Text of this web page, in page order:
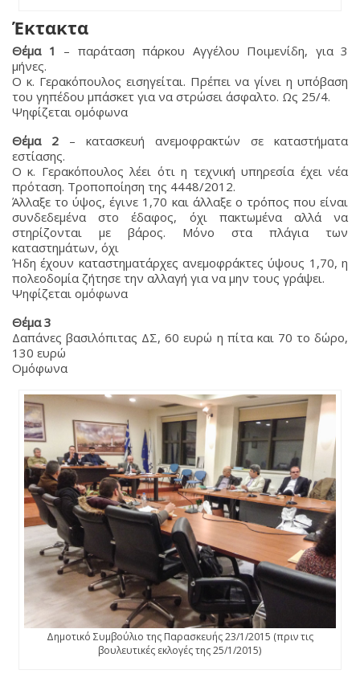
Έκτακτα
Θέμα 1
– παράταση πάρκου Αγγέλου Ποιμενίδη, για 3
μήνες.
Ο κ. Γερακόπουλος εισηγείται. Πρέπει να γίνει η υπόβαση
του γηπέδου μπάσκετ για να στρώσει άσφαλτο. Ως 25/4.
Ψηφίζεται ομόφωνα
Θέμα 2 – κατασκευή ανεμοφρακτών σε καταστήματα
εστίασης.
Ο κ. Γερακόπουλος λέει ότι η τεχνική υπηρεσία έχει νέα
πρόταση. Τροποποίηση της 4448/2012.
Άλλαξε το ύψος, έγινε 1,70 και άλλαξε ο τρόπος που είναι
συνδεδεμένα στο έδαφος, όχι πακτωμένα αλλά να
στηρίζονται με βάρος. Μόνο στα πλάγια των
καταστημάτων, όχι
Ήδη έχουν καταστηματάρχες ανεμοφράκτες ύψους 1,70, η
πολεοδομία ζήτησε την αλλαγή για να μην τους γράψει.
Ψηφίζεται ομόφωνα
Θέμα 3
Δαπάνες βασιλόπιτας ΔΣ, 60 ευρώ η πίτα και 70 το δώρο,
130 ευρώ
Ομόφωνα
Δημοτικό Συμβούλιο της Παρασκευής 23/1/2015 (πριν τις
βουλευτικές εκλογές της 25/1/2015)